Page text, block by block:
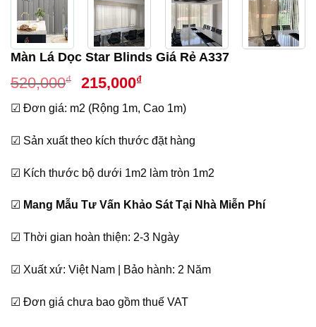
Màn Lá Dọc Star Blinds Giá Rẻ A337
520,000₫
Giá
gốc
là:
520,000₫.
215,000₫Giá
tại
là:
215,000₫.
☑ Đơn giá: m2 (Rộng 1m, Cao 1m)
☑ Sản xuất theo kích thước đặt hàng
☑ Kích thước bộ dưới 1m2 làm tròn 1m2
☑ Mang Mẫu Tư Vấn Khảo Sát Tại Nhà Miễn Phí
☑ Thời gian hoàn thiện: 2-3 Ngày
☑ Xuất xứ: Việt Nam | Bảo hành: 2 Năm
☑ Đơn giá chưa bao gồm thuế VAT